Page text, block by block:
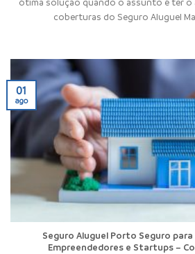
coberturas do Seguro Aluguel
Seguro Aluguel Porto Seguro
Empreendedores e Startups –
01
ago